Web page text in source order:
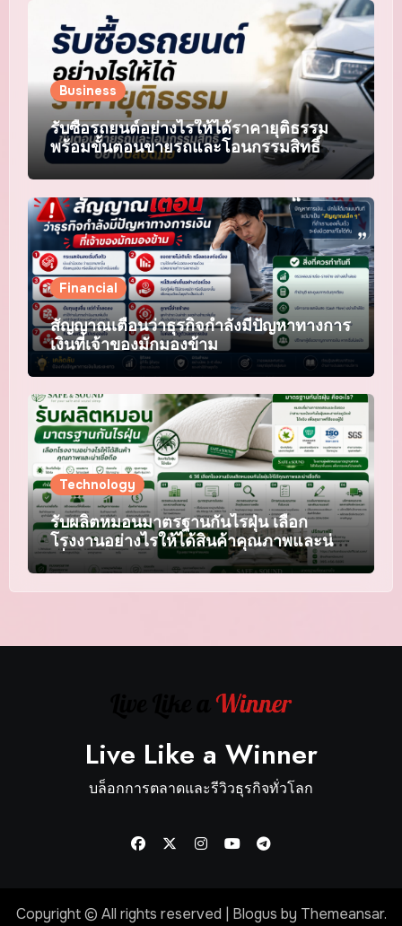
Business
รับซื้อรถยนต์อย่างไรให้ได้ราคายุติธรรม
พร้อมขั้นตอนขายรถและโอนกรรมสิทธิ์
อย่างปลอดภัย
Financial
สัญญาณเตือนว่าธุรกิจกำลังมีปัญหาทางการ
เงินที่เจ้าของมักมองข้าม
Technology
รับผลิตหมอนมาตรฐานกันไรฝุ่น เลือก
โรงงานอย่างไรให้ได้สินค้าคุณภาพและน่า
เชื่อถือ
Live Like a Winner
บล็อกการตลาดและรีวิวธุรกิจทั่วโลก
Copyright © All rights reserved | Blogus by Themeansar.